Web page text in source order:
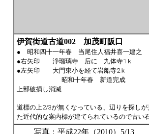
伊賀街道古道002 加茂町阪口
● 昭和四十一年春 当尾住人福井喜一建之
●右矢印 浄瑠璃寺 后に 九体寺1ｋ
●左矢印 大門東小を経て岩船寺2ｋ
昭和十年春 新道完成
上部破損し消滅
道標の上2/3が無くなっている、辺りを探
た近代的な案内標が建てられているので古
写真：平成22年（2010）5/13